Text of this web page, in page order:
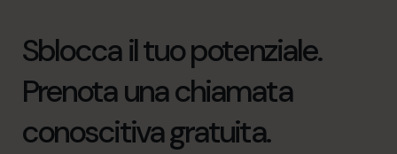
Sblocca il tuo potenziale.
Prenota una chiamata
conoscitiva gratuita.